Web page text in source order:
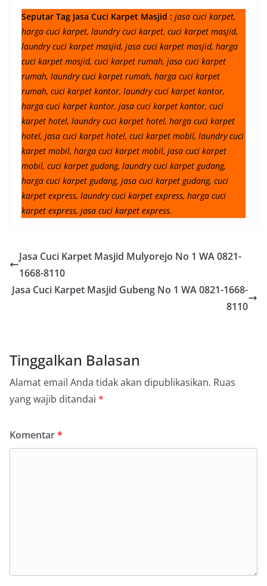
Seputar Tag Jasa Cuci Karpet Masjid : jasa cuci karpet,
harga cuci karpet, laundry cuci karpet, cuci karpet masjid,
laundry cuci karpet masjid, jasa cuci karpet masjid, harga
cuci karpet masjid, cuci karpet rumah, jasa cuci karpet
rumah, laundry cuci karpet rumah, harga cuci karpet
rumah, cuci karpet kantor, laundry cuci karpet kantor,
harga cuci karpet kantor, jasa cuci karpet kantor, cuci
karpet hotel, laundry cuci karpet hotel, harga cuci karpet
hotel, jasa cuci karpet hotel, cuci karpet mobil, laundry cuci
karpet mobil, harga cuci karpet mobil, jasa cuci karpet
mobil, cuci karpet gudang, laundry cuci karpet gudang,
harga cuci karpet gudang, jasa cuci karpet gudang, cuci
karpet express, laundry cuci karpet express, harga cuci
karpet express, jasa cuci karpet express.
Jasa Cuci Karpet Masjid Mulyorejo No 1 WA 0821-
1668-8110
Jasa Cuci Karpet Masjid Gubeng No 1 WA 0821-1668-
8110
Tinggalkan Balasan
Alamat email Anda tidak akan dipublikasikan. Ruas
yang wajib ditandai *
Komentar*